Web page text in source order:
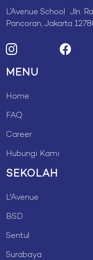
L’Avenue School Jln.
Pancoran, Jakarta
MENU
Home
FAQ
Career
Hubungi Kami
SEKOLAH
L'Avenue
BSD
Sentul
Surabaya